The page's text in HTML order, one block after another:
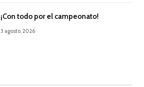
¡Con todo por el campeonato!
3 agosto, 2026